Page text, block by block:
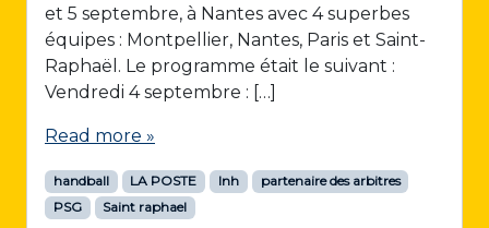
et 5 septembre, à Nantes avec 4 superbes
équipes : Montpellier, Nantes, Paris et Saint-
Raphaël. Le programme était le suivant :
Vendredi 4 septembre : […]
Read more »
handball LA POSTE lnh
partenaire des arbitres
PSG
Saint raphael